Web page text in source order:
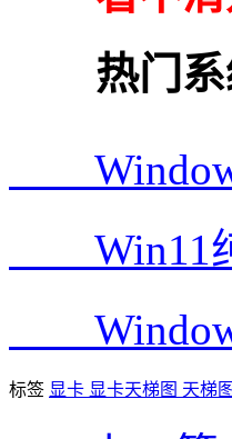
热门系
Win11纯
标签 显卡 显卡天梯图 天梯图